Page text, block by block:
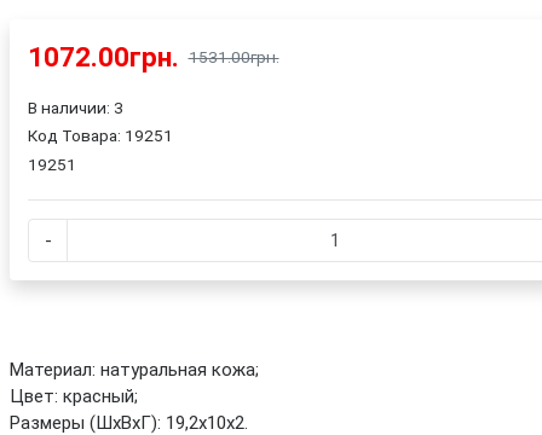
Материал: натуральная кожа;
Цвет: красный;
Размеры (ШхВхГ): 19,2х10х2.
1072.00грн. 1531.00грн.
В наличии: 3
Код Товара: 19251
19251
-